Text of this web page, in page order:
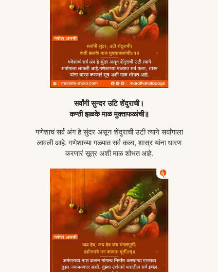
सर्वांगी सुन्दर उटि शेंदुराची।
कण्ठी झळके माळ मुक्ताफळांची॥
गणेशाचं सर्व अंग हे सुंदर असून शेंदुराची उटी त्याने सर्वांगाला
लावली आहे. गणेशाच्या गळ्यात सर्व कला, शास्र यांना धारण
करणारं सूत्र अशी माळ शोभत आहे.